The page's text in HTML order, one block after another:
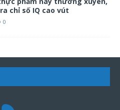
chỉ số IQ cao vút
0